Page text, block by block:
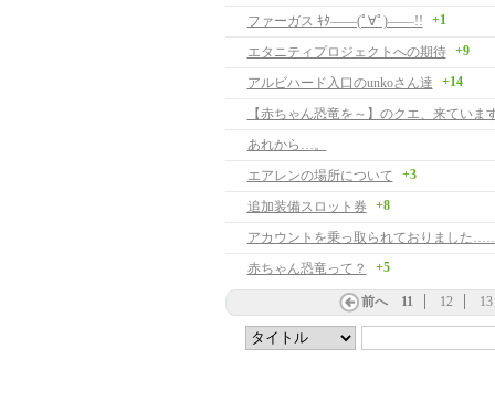
ファーガス ｷﾀ――(ﾟ∀ﾟ)――!!
+1
エタニティプロジェクトへの期待 +9
アルビハード入口のunkoさん達 +14
【赤ちゃん恐竜を～】のクエ、来ていま
あれから…。
エアレンの場所について
+3
追加装備スロット券 +8
アカウントを乗っ取られておりました
赤ちゃん恐竜って？
+5
前へ 11 12 13